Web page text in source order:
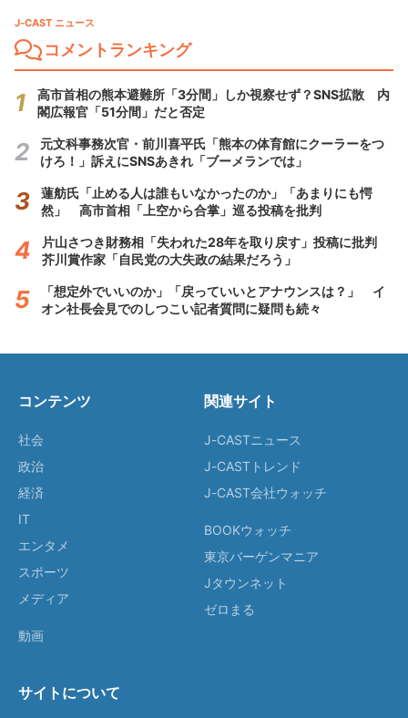
J-CAST ニュース
コメントランキング
高市首相の熊本避難所「3分間」しか視察せず？SNS拡散 内
閣広報官「51分間」だと否定
元文科事務次官・前川喜平氏「熊本の体育館にクーラーをつ
けろ！」訴えにSNSあきれ「ブーメランでは」
蓮舫氏「止める人は誰もいなかったのか」「あまりにも愕
然」 高市首相「上空から合掌」巡る投稿を批判
片山さつき財務相「失われた28年を取り戻す」投稿に批判
芥川賞作家「自民党の大失政の結果だろう」
「想定外でいいのか」「戻っていいとアナウンスは？」 イ
オン社長会見でのしつこい記者質問に疑問も続々
コンテンツ
社会
政治
経済
IT
エンタメ
スポーツ
メディア
動画
関連サイト
J-CASTニュース
J-CASTトレンド
J-CAST会社ウォッチ
BOOKウォッチ
東京バーゲンマニア
Jタウンネット
ゼロまる
サイトについて